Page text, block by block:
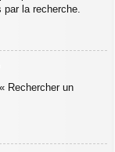
la recherche.
Rechercher un